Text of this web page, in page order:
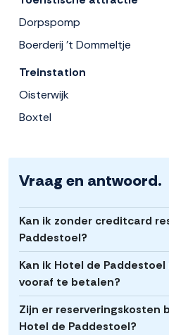
Dorpspomp
Boerderij 't Dommeltje
Treinstation
Oisterwijk
Boxtel
Vraag en antwoord.
Kan ik zonder creditcard
Paddestoel?
Kan ik Hotel de
vooraf te betalen?
Zijn er reserveringskosten
Hotel de Paddestoel?